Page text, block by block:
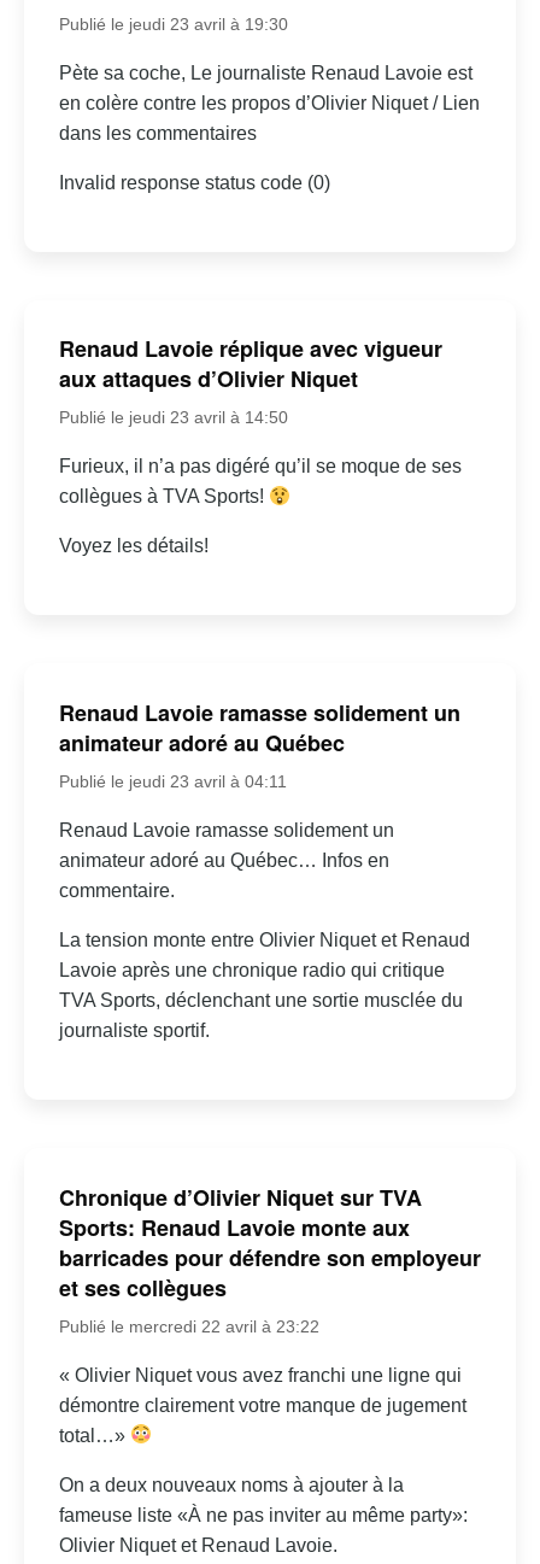
Publié le jeudi 23 avril à 19:30
Pète sa coche, Le journaliste Renaud Lavoie est
en colère contre les propos d’Olivier Niquet / Lien
dans les commentaires
Invalid response status code (0)
Renaud Lavoie réplique avec vigueur
aux attaques d’Olivier Niquet
Publié le jeudi 23 avril à 14:50
Furieux, il n’a pas digéré qu’il se moque de ses
collègues à TVA Sports!
Voyez les détails!
Renaud Lavoie ramasse solidement un
animateur adoré au Québec
Publié le jeudi 23 avril à 04:11
Renaud Lavoie ramasse solidement un
animateur adoré au Québec… Infos en
commentaire.
La tension monte entre Olivier Niquet et Renaud
Lavoie après une chronique radio qui critique
TVA Sports, déclenchant une sortie musclée du
journaliste sportif.
Chronique d’Olivier Niquet sur TVA
Sports: Renaud Lavoie monte aux
barricades pour défendre son employeur
et ses collègues
Publié le mercredi 22 avril à 23:22
« Olivier Niquet vous avez franchi une ligne qui
démontre clairement votre manque de jugement
total…»
On a deux nouveaux noms à ajouter à la
fameuse liste «À ne pas inviter au même party»:
Olivier Niquet et Renaud Lavoie.